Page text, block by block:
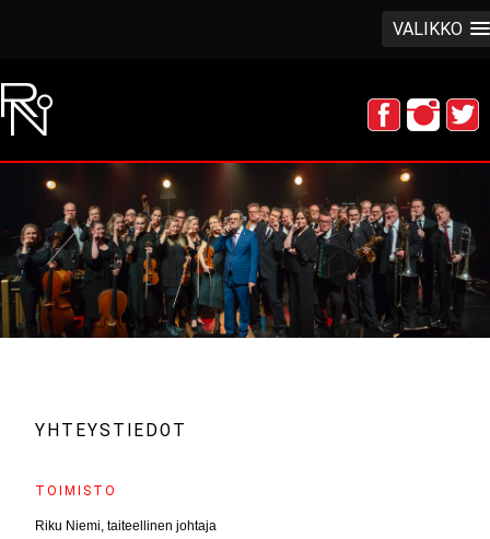
VALIKKO
YHTEYSTIEDOT
TOIMISTO
Riku Niemi, taiteellinen johtaja